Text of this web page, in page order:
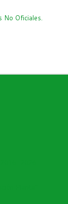
No Oficiales.